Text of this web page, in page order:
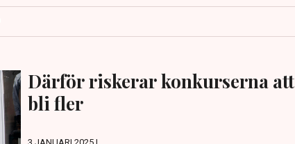
Därför riskerar konkurserna att
bli fler